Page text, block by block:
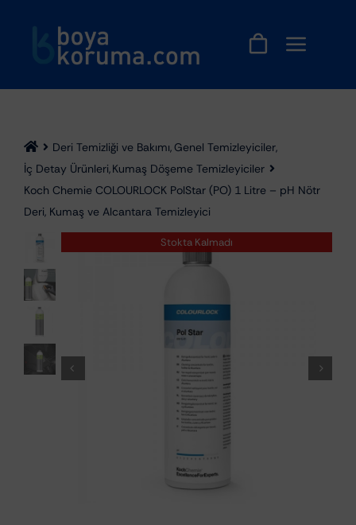
Deri Temizliği ve Bakımı Genel Temizleyiciler
İç Detay Ürünleri Kumaş Döşeme Temizleyiciler
Koch Chemie COLOURLOCK PolStar (PO) 1 Litre – pH Nötr
Deri, Kumaş ve Alcantara Temizleyici
Stokta Kalmadı